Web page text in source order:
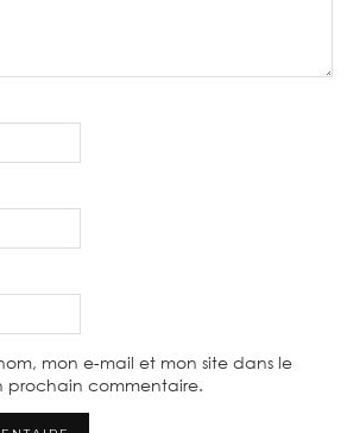
mon e-mail et mon site dans le
prochain commentaire.